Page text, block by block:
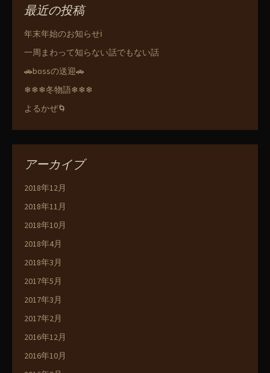
最近の投稿
年末年始のお知らせℹ️
一周まわって知らない話でもない話
🚗bossの送迎🚗
❄❄❄冬物語❄❄❄
よるかぜ🌀
アーカイブ
2018年12月
2018年11月
2018年10月
2018年4月
2018年3月
2017年5月
2017年3月
2017年2月
2016年12月
2016年10月